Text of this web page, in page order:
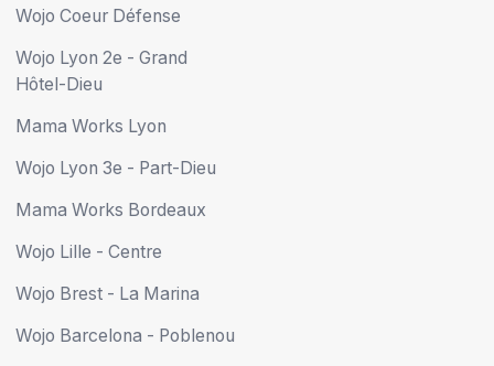
Wojo Coeur Défense
Wojo Lyon 2e - Grand
Hôtel-Dieu
Mama Works Lyon
Wojo Lyon 3e - Part-Dieu
Mama Works Bordeaux
Wojo Lille - Centre
Wojo Brest - La Marina
Wojo Barcelona - Poblenou